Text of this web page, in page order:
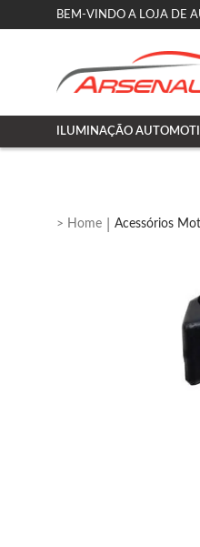
BEM-VINDO A LOJA DE
ILUMINAÇÃO
Acessórios